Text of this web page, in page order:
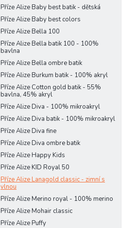
Příze Alize Baby best batik - dětská
Příze Alize Baby best colors
Příze Alize Bella 100
Příze Alize Bella batik 100 - 100%
bavlna
Příze Alize Bella ombre batik
Příze Alize Burkum batik - 100% akryl
Příze Alize Cotton gold batik - 55%
bavlna, 45% akryl
Příze Alize Diva - 100% mikroakryl
Příze Alize Diva batik - 100% mikroakryl
Příze Alize Diva fine
Příze Alize Diva ombre batik
Příze Alize Happy Kids
Příze Alize KID Royal 50
Příze Alize Lanagold classic - zimní s
vlnou
Příze Alize Merino royal - 100% merino
Příze Alize Mohair classic
Příze Alize Puffy